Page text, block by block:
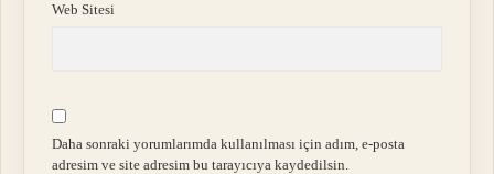
Web Sitesi
Daha sonraki yorumlarımda kullanılması için adım, e-posta
adresim ve site adresim bu tarayıcıya kaydedilsin.